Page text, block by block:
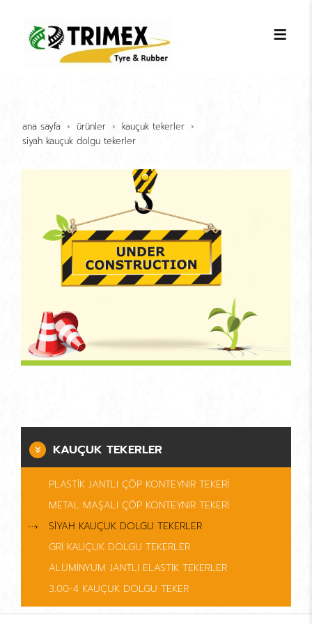
ana sayfa ürünler
kauçuk tekerler
si̇yah kauçuk dolgu tekerler
KAUÇUK TEKERLER
PLASTİK JANTLI ÇÖP KONTEYNIR TEKERİ
METAL MAŞALI ÇÖP KONTEYNIR TEKERİ
SİYAH KAUÇUK DOLGU TEKERLER
GRİ KAUÇUK DOLGU TEKERLER
ALÜMİNYUM JANTLI ELASTİK TEKERLER
3.00-4 KAUÇUK DOLGU TEKER